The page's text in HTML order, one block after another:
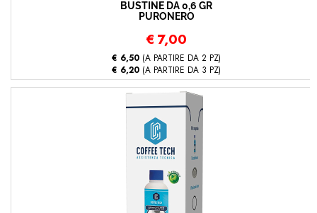
BUSTINE DA 0,6 GR
PURONERO
€ 7,00
€ 6,50 (A PARTIRE DA 2 PZ)
€ 6,20 (A PARTIRE DA 3 PZ)